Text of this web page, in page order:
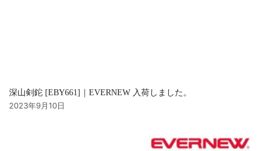
深山剣鉈 [EBY661]｜EVERNEW 入荷しました。
2023年9月10日